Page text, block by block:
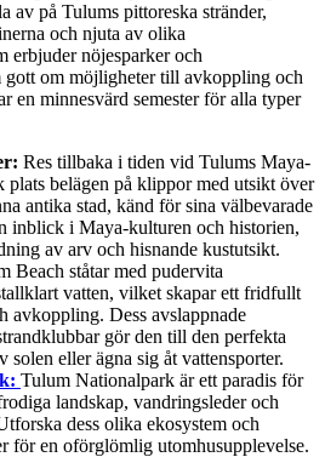
av på Tulums pittoreska stränder,
och njuta av olika
erbjuder nöjesparker och
om möjligheter till avkoppling och
en minnesvärd semester för alla typer
Res tillbaka i tiden vid Tulums Maya-
plats belägen på klippor med utsikt över
antika stad, känd för sina välbevarade
inblick i Maya-kulturen och historien,
av arv och hisnande kustutsikt.
Beach ståtar med pudervita
vatten, vilket skapar ett fridfullt
avkoppling. Dess avslappnade
gör den till den perfekta
solen eller ägna sig åt vattensporter.
Tulum Nationalpark är ett paradis för
landskap, vandringsleder och
dess olika ekosystem och
för en oförglömlig utomhusupplevelse.